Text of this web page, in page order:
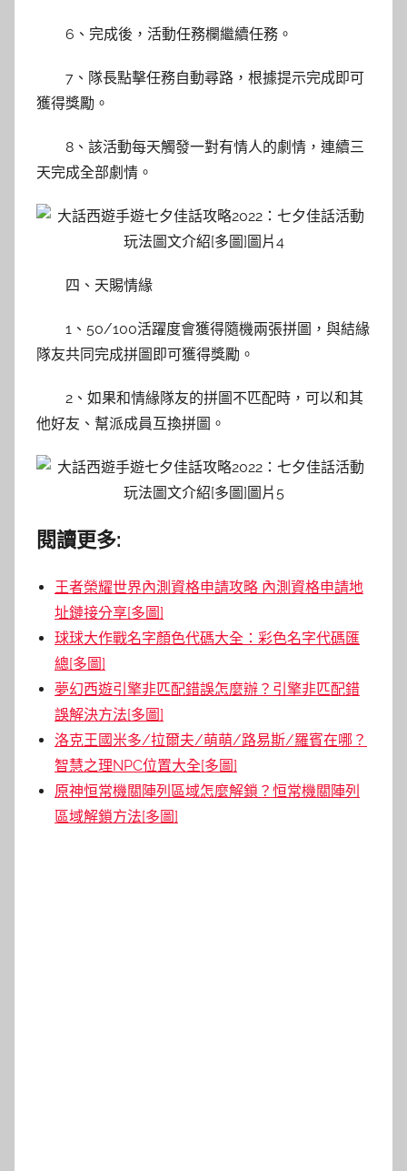
6、完成後，活動任務欄繼續任務。
7、隊長點擊任務自動尋路，根據提示完成即可
獲得獎勵。
8、該活動每天觸發一對有情人的劇情，連續三
天完成全部劇情。
四、天賜情緣
1、50/100活躍度會獲得隨機兩張拼圖，與結緣
隊友共同完成拼圖即可獲得獎勵。
2、如果和情緣隊友的拼圖不匹配時，可以和其
他好友、幫派成員互換拼圖。
閱讀更多:
王者榮耀世界內測資格申請攻略 內測資格申請地
址鏈接分享[多圖]
球球大作戰名字顏色代碼大全：彩色名字代碼匯
總[多圖]
夢幻西遊引擎非匹配錯誤怎麼辦？引擎非匹配錯
誤解決方法[多圖]
洛克王國米多/拉爾夫/萌萌/路易斯/羅賓在哪？
智慧之理NPC位置大全[多圖]
原神恒常機關陣列區域怎麼解鎖？恒常機關陣列
區域解鎖方法[多圖]